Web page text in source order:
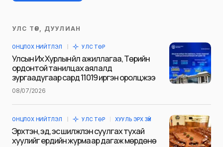
Таны имэйл хаягийг нийтлэхгүй.
Шаардлагатай талбаруудыг *гэж
тэмдэглэсэн
УЛС ТӨР, ДУУЛИАН
ОНЦЛОХ НИЙТЛЭЛ УЛС ТӨР
Улсын Их Хурлын үйл ажиллагаа, Төрийн
ордонтой танилцах аялалд
зургаадугаар сард 11019 иргэн оролцжээ
08/07/2026
ОНЦЛОХ НИЙТЛЭЛ УЛС ТӨР ХУУЛЬ ЭРХ ЗҮЙ
Эрхтэн, эд, эс шилжүүлэн суулгах тухай
хуулийг ердийн журмаар дагаж мөрдөнө